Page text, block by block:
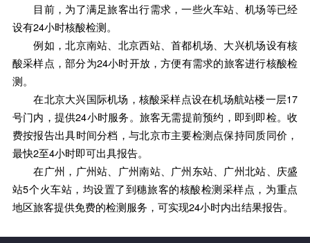
目前，为了满足旅客出行需求，一些火车站、机场等已经
设有24小时核酸检测。
例如，北京南站、北京西站、首都机场、大兴机场设有核
酸采样点，部分为24小时开放，方便有需求的旅客进行核酸检
测。
在北京大兴国际机场，核酸采样点设在机场航站楼一层17
号门内，提供24小时服务。旅客无需提前预约，即到即检。收
费按报告出具时间分档，与北京市主要检测点保持同质同价，
最快2至4小时即可出具报告。
在广州，广州站、广州南站、广州东站、广州北站、庆盛
站5个火车站，均设置了到穗旅客的核酸检测采样点，为重点
地区旅客提供免费的检测服务，可实现24小时内出结果报告。